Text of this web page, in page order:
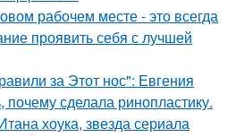
рабочем месте - это всегда
проявить себя с лучшей
за Этот нос": Евгения
сделала ринопластику.
хоука, звезда сериала